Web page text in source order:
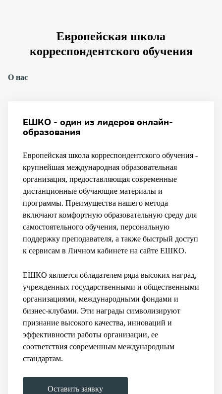
Европейская школа
корреспондентского обучения
О нас
ЕШКО - один из лидеров онлайн-
образования
Европейская школа корреспондентского обучения -
крупнейшая международная образовательная
организация, предоставляющая современные
дистанционные обучающие материалы и
программы. Преимущества нашего метода
включают комфортную образовательную среду для
самостоятельного обучения, персональную
поддержку преподавателя, а также быстрый доступ
к сервисам в Личном кабинете на сайте ЕШКО.
ЕШКО является обладателем ряда высоких наград,
учрежденных государственными и общественными
организациями, международными фондами и
бизнес-клубами. Эти награды символизируют
признание высокого качества, инноваций и
эффективности работы организации, ее
соответствия современным международным
стандартам.
Оставить заявку